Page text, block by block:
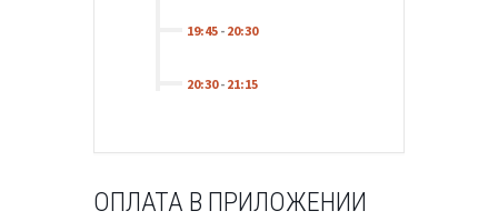
19:45- 20:30
20:30- 21:15
ОПЛАТА В ПРИЛОЖЕНИИ